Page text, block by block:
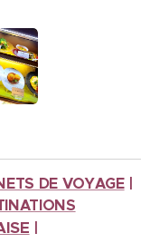
DE VOYAGE|
|